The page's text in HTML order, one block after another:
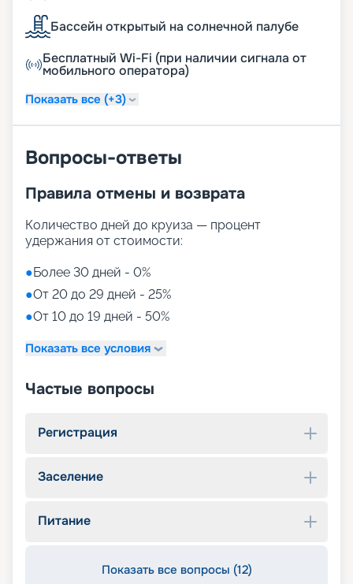
Бассейн открытый на солнечной палубе
Бесплатный Wi-Fi (при наличии сигнала от
мобильного оператора)
Показать все (+3)
Вопросы-ответы
Правила отмены и возврата
Количество дней до круиза — процент
удержания от стоимости:
●Более 30 дней - 0%
●От 20 до 29 дней - 25%
●От 10 до 19 дней - 50%
Показать все условия
Частые вопросы
Регистрация
Заселение
Питание
Показать все вопросы (12)